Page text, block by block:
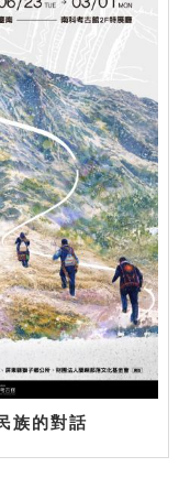
族的對話